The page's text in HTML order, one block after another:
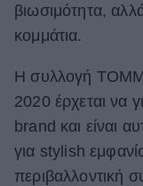
βιωσιμότητα,
κομμάτια.
Η συλλογή
2020 έρχεται να
brand και είναι
για stylish
περιβαλλοντική